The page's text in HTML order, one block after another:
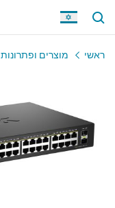
ראשי מוצרים ופתרונות